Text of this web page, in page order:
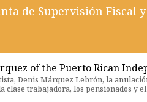
de Supervisión Fiscal
Denis Márquez Lebrón, la
clase trabajadora, los pensionados y